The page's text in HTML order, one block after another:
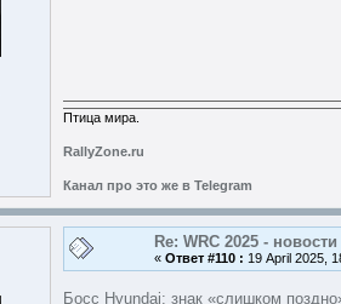
Птица мира.
RallyZone.ru
Канал про это же в Telegram
Re: WRC 2025 -
« Ответ #110 : 19 April 2025,
Босс Hyundai: знак «слишком